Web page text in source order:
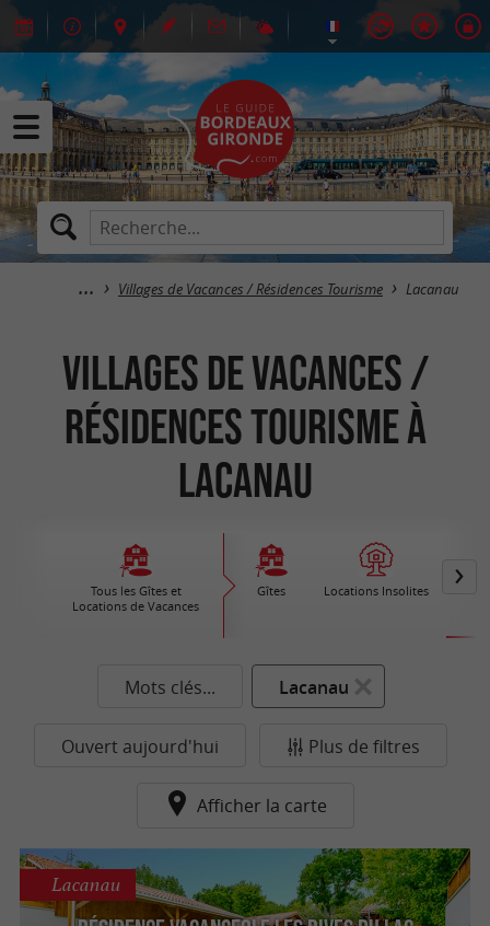
Villages de Vacances / Résidences Tourisme Lacanau
Villages de Vacances /
Résidences Tourisme à
Lacanau
Tous les Gîtes et
Locations de Vacances
Gîtes Locations Insolites
Mots clés... Lacanau
Ouvert aujourd'hui Plus de filtres
Afficher la carte
Lacanau